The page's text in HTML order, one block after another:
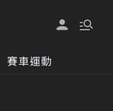
賽車運動